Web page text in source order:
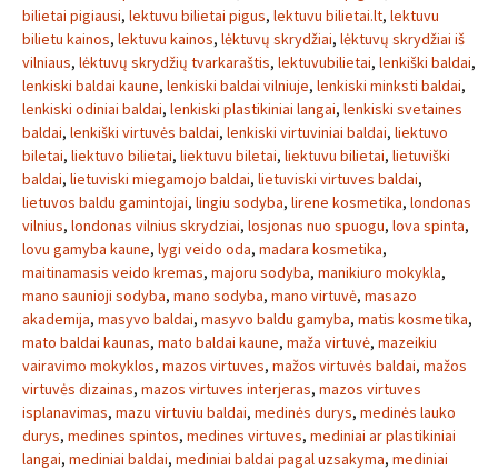
bilietai pigiausi, lektuvu bilietai pigus, lektuvu bilietai.lt, lektuvu
bilietu kainos, lektuvu kainos, lėktuvų skrydžiai, lėktuvų skrydžiai iš
vilniaus, lėktuvų skrydžių tvarkaraštis, lektuvubilietai, lenkiški baldai,
lenkiski baldai kaune, lenkiski baldai vilniuje, lenkiski minksti baldai,
lenkiski odiniai baldai, lenkiski plastikiniai langai, lenkiski svetaines
baldai, lenkiški virtuvės baldai, lenkiski virtuviniai baldai, liektuvo
biletai, liektuvo bilietai, liektuvu biletai, liektuvu bilietai, lietuviški
baldai, lietuviski miegamojo baldai, lietuviski virtuves baldai,
lietuvos baldu gamintojai, lingiu sodyba, lirene kosmetika, londonas
vilnius, londonas vilnius skrydziai, losjonas nuo spuogu, lova spinta,
lovu gamyba kaune, lygi veido oda, madara kosmetika,
maitinamasis veido kremas, majoru sodyba, manikiuro mokykla,
mano saunioji sodyba, mano sodyba, mano virtuvė, masazo
akademija, masyvo baldai, masyvo baldu gamyba, matis kosmetika,
mato baldai kaunas, mato baldai kaune, maža virtuvė, mazeikiu
vairavimo mokyklos, mazos virtuves, mažos virtuvės baldai, mažos
virtuvės dizainas, mazos virtuves interjeras, mazos virtuves
isplanavimas, mazu virtuviu baldai, medinės durys, medinės lauko
durys, medines spintos, medines virtuves, mediniai ar plastikiniai
langai, mediniai baldai, mediniai baldai pagal uzsakyma, mediniai